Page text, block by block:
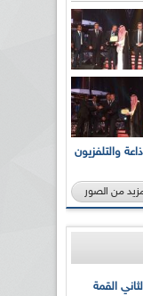
للإذاعة والتلفزيون
من الصور
القمة